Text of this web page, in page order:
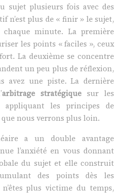
sujet plusieurs fois avec des
n’est plus de « finir » le sujet,
minute. La première
les points « faciles », ceux
La deuxième se concentre
un peu plus de réflexion,
avez une piste. La dernière
arbitrage stratégique sur les
appliquant les principes de
nous verrons plus loin.
a un double avantage
l’anxiété en vous donnant
du sujet et elle construit
des points dès les
plus victime du temps,